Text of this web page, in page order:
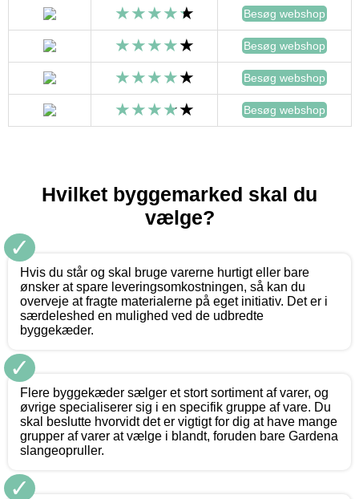
Besøg webshop
Besøg webshop
Besøg webshop
Besøg webshop
Hvilket byggemarked skal du
vælge?
✓
Hvis du står og skal bruge varerne hurtigt eller bare
ønsker at spare leveringsomkostningen, så kan du
overveje at fragte materialerne på eget initiativ. Det er i
særdeleshed en mulighed ved de udbredte
byggekæder.
✓
Flere byggekæder sælger et stort sortiment af varer, og
øvrige specialiserer sig i en specifik gruppe af vare. Du
skal beslutte hvorvidt det er vigtigt for dig at have mange
grupper af varer at vælge i blandt, foruden bare Gardena
slangeopruller.
✓